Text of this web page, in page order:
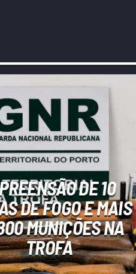
DE 10
DE FOGO E MAIS
MUNIÇÕES NA
TROFA